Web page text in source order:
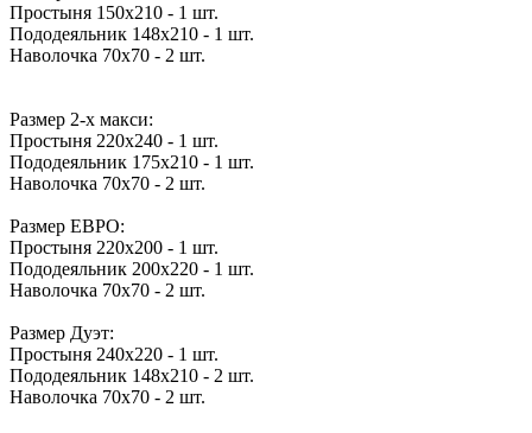
Простыня 150х210 - 1 шт.
Пододеяльник 148х210 - 1 шт.
Наволочка 70х70 - 2 шт.
Размер 2-х макси:
Простыня 220х240 - 1 шт.
Пододеяльник 175х210 - 1 шт.
Наволочка 70х70 - 2 шт.
Размер ЕВРО:
Простыня 220х200 - 1 шт.
Пододеяльник 200х220 - 1 шт.
Наволочка 70х70 - 2 шт.
Размер Дуэт:
Простыня 240х220 - 1 шт.
Пододеяльник 148х210 - 2 шт.
Наволочка 70х70 - 2 шт.